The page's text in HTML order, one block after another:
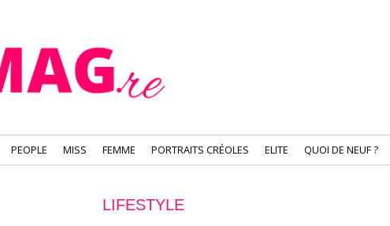
PEOPLE MISS FEMME PORTRAITS CRÉOLES ELITE QUOI DE NEUF ?
LIFESTYLE